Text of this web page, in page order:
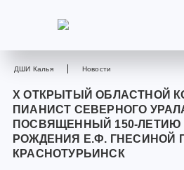
ДШИ Калья Новости
X ОТКРЫТЫЙ ОБЛАСТНОЙ
ПИАНИСТ СЕВЕРНОГО
ПОСВЯЩЕННЫЙ 150-ЛЕТИЮ
РОЖДЕНИЯ Е.Ф. ГНЕСИНОЙ
КРАСНОТУРЬИНСК